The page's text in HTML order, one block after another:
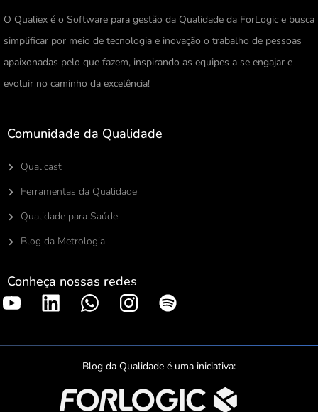
O Qualiex é o Software para gestão da Qualidade da ForLogic e busca
simplificar por meio de tecnologia e inovação o trabalho de pessoas
apaixonadas pelo que fazem, inspirando as equipes a se engajar e
evoluir no caminho da excelência!
Comunidade da Qualidade
Qualicast
Ferramentas da Qualidade
Qualidade para Saúde
Blog da Metrologia
Conheça nossas redes
S
o
t
i
f
Blog da Qualidade é uma iniciativa: